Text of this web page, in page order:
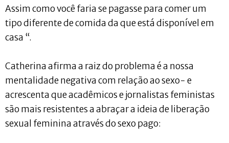
Assim como você faria se pagasse para comer um
tipo diferente de comida da que está disponível em
casa “.
Catherina afirma a raiz do problema é a nossa
mentalidade negativa com relação ao sexo- e
acrescenta que acadêmicos e jornalistas feministas
são mais resistentes a abraçar a ideia de liberação
sexual feminina através do sexo pago: